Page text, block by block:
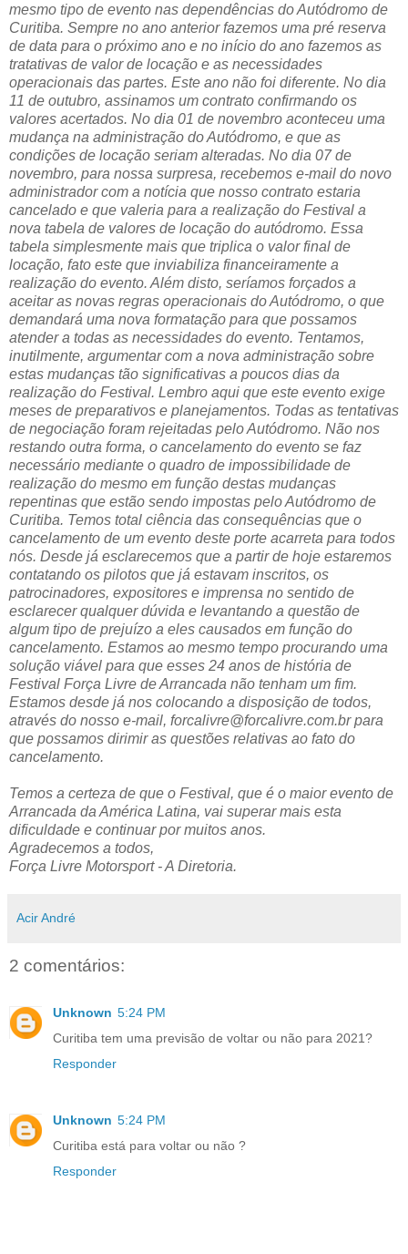
mesmo tipo de evento nas dependências do Autódromo de
Curitiba. Sempre no ano anterior fazemos uma pré reserva
de data para o próximo ano e no início do ano fazemos as
tratativas de valor de locação e as necessidades
operacionais das partes. Este ano não foi diferente. No dia
11 de outubro, assinamos um contrato confirmando os
valores acertados. No dia 01 de novembro aconteceu uma
mudança na administração do Autódromo, e que as
condições de locação seriam alteradas. No dia 07 de
novembro, para nossa surpresa, recebemos e-mail do novo
administrador com a notícia que nosso contrato estaria
cancelado e que valeria para a realização do Festival a
nova tabela de valores de locação do autódromo. Essa
tabela simplesmente mais que triplica o valor final de
locação, fato este que inviabiliza financeiramente a
realização do evento. Além disto, seríamos forçados a
aceitar as novas regras operacionais do Autódromo, o que
demandará uma nova formatação para que possamos
atender a todas as necessidades do evento. Tentamos,
inutilmente, argumentar com a nova administração sobre
estas mudanças tão significativas a poucos dias da
realização do Festival. Lembro aqui que este evento exige
meses de preparativos e planejamentos. Todas as tentativas
de negociação foram rejeitadas pelo Autódromo. Não nos
restando outra forma, o cancelamento do evento se faz
necessário mediante o quadro de impossibilidade de
realização do mesmo em função destas mudanças
repentinas que estão sendo impostas pelo Autódromo de
Curitiba. Temos total ciência das consequências que o
cancelamento de um evento deste porte acarreta para todos
nós. Desde já esclarecemos que a partir de hoje estaremos
contatando os pilotos que já estavam inscritos, os
patrocinadores, expositores e imprensa no sentido de
esclarecer qualquer dúvida e levantando a questão de
algum tipo de prejuízo a eles causados em função do
cancelamento. Estamos ao mesmo tempo procurando uma
solução viável para que esses 24 anos de história de
Festival Força Livre de Arrancada não tenham um fim.
Estamos desde já nos colocando a disposição de todos,
através do nosso e-mail, forcalivre@forcalivre.com.br para
que possamos dirimir as questões relativas ao fato do
cancelamento.
Temos a certeza de que o Festival, que é o maior evento de
Arrancada da América Latina, vai superar mais esta
dificuldade e continuar por muitos anos.
Agradecemos a todos,
Força Livre Motorsport - A Diretoria.
Acir André
2 comentários:
Unknown 5:24 PM
Curitiba tem uma previsão de voltar ou não para 2021?
Responder
Unknown 5:24 PM
Curitiba está para voltar ou não ?
Responder